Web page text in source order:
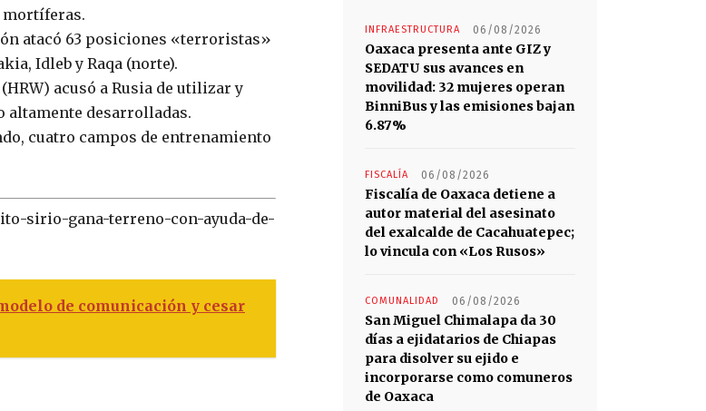
mortíferas.
atacó 63 posiciones «terroristas»
Idleb y Raqa (norte).
acusó a Rusia de utilizar y
altamente desarrolladas.
cuatro campos de entrenamiento
sirio-gana-terreno-con-ayuda-de-
de comunicación y cesar
INFRAESTRUCTURA 06/08/2026
Oaxaca presenta ante GIZ y
SEDATU sus avances en
movilidad: 32 mujeres operan
BinniBus y las emisiones bajan
6.87%
FISCALÍA 06/08/2026
Fiscalía de Oaxaca detiene a
autor material del asesinato
del exalcalde de Cacahuatepec;
lo vincula con «Los Rusos»
COMUNALIDAD 06/08/2026
San Miguel Chimalapa da 30
días a ejidatarios de Chiapas
para disolver su ejido e
incorporarse como comuneros
de Oaxaca